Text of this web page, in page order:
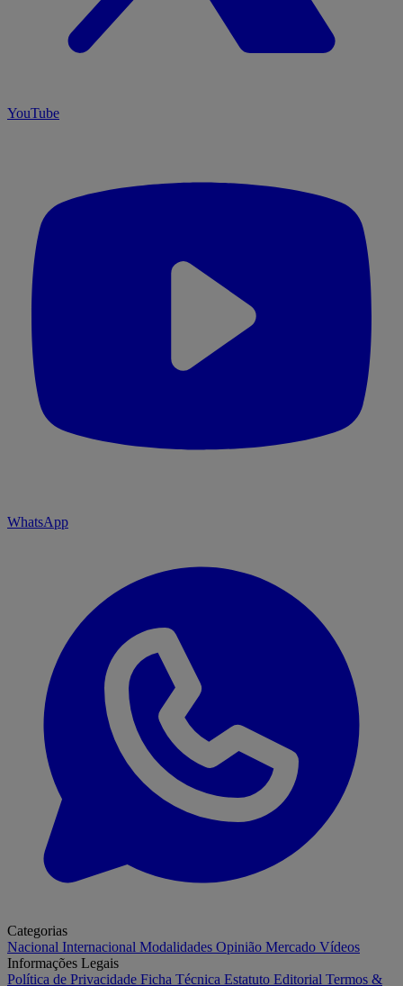
YouTube
WhatsApp
Categorias
Nacional Internacional Modalidades Opinião Mercado Vídeos
Informações Legais
Política de Privacidade Ficha Técnica Estatuto Editorial Termos &